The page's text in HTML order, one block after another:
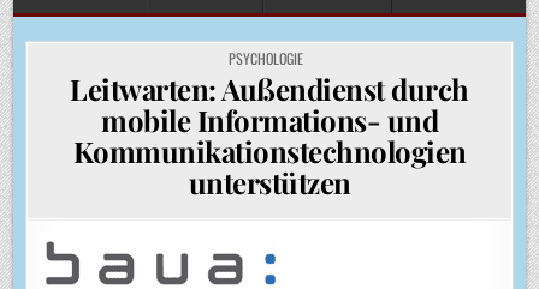
POSTED
IN
PSYCHOLOGIE
Leitwarten: Außendienst durch
mobile Informations- und
Kommunikationstechnologien
unterstützen